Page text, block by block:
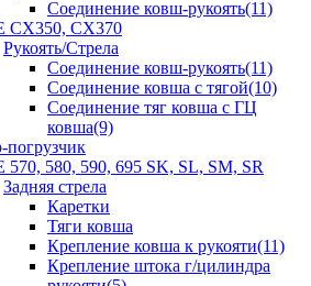
Соединение ковш-рукоять(11)
CX350, CX370
Рукоять/Стрела
Соединение ковш-рукоять(11)
Соединение ковша с тягой(10)
Соединение тяг ковша с ГЦ
ковша(9)
погрузчик
570, 580, 590, 695 SK, SL, SM, SR
Задняя стрела
Каретки
Тяги ковша
Крепление ковша к рукояти(11)
Крепление штока г/цилиндра